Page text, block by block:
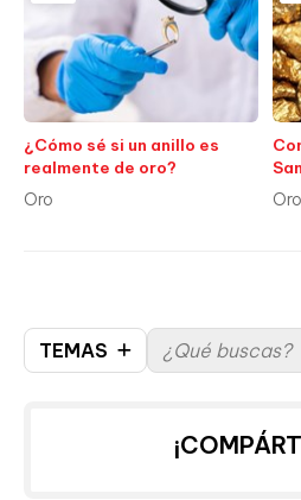
TEMAS
¿Cómo sé si un anillo es
realmente de oro?
Oro
Oro